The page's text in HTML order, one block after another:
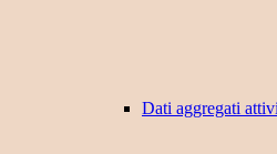
Dati aggregati